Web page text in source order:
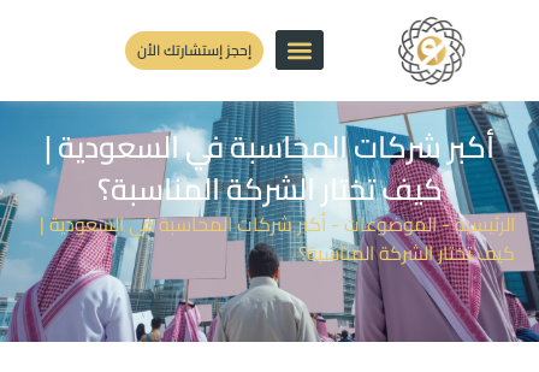
إحجز إستشارتك الأن
أكبر شركات المحاسبة في السعودية |
كيف تختار الشركة المناسبة؟
الرئيسية-الموضوعات-أكبر شركات المحاسبة في السعودية |
كيف تختار الشركة المناسبة؟